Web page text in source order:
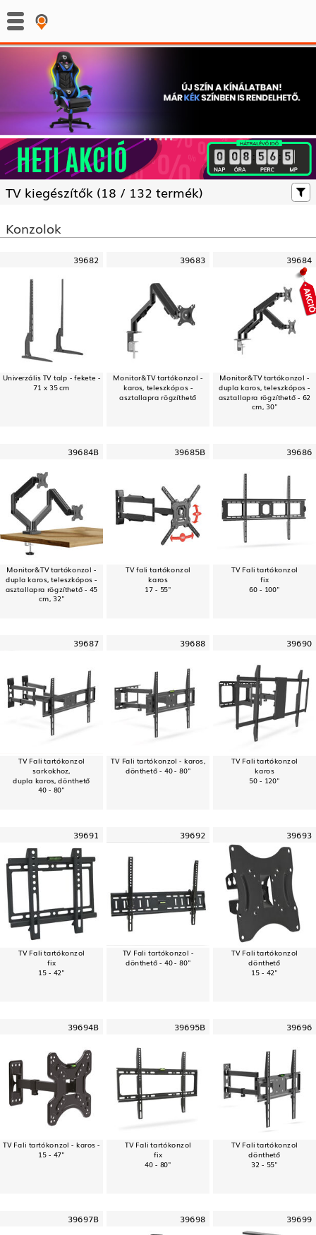
: :
TV kiegészítők (18 / 132 termék)
Konzolok
39682
Univerzális TV talp - fekete -
71 x 35 cm
39683
Monitor&TV tartókonzol -
karos, teleszkópos -
asztallapra rögzíthető
39684
Monitor&TV tartókonzol -
dupla karos, teleszkópos -
asztallapra rögzíthető - 62
cm, 30"
39684B
Monitor&TV tartókonzol -
dupla karos, teleszkópos -
asztallapra rögzíthető - 45
cm, 32"
39685B
TV fali tartókonzol
karos
17 - 55"
39686
TV Fali tartókonzol
fix
60 - 100"
39687
TV Fali tartókonzol
sarkokhoz,
dupla karos, dönthető
40 - 80"
39688
TV Fali tartókonzol - karos,
dönthető - 40 - 80"
39690
TV Fali tartókonzol
karos
50 - 120"
39691
TV Fali tartókonzol
fix
15 - 42"
39692
TV Fali tartókonzol -
dönthető - 40 - 80"
39693
TV Fali tartókonzol
dönthető
15 - 42"
39694B
TV Fali tartókonzol - karos -
15 - 47"
39695B
TV Fali tartókonzol
fix
40 - 80"
39696
TV Fali tartókonzol
dönthető
32 - 55"
39697B 39698 39699